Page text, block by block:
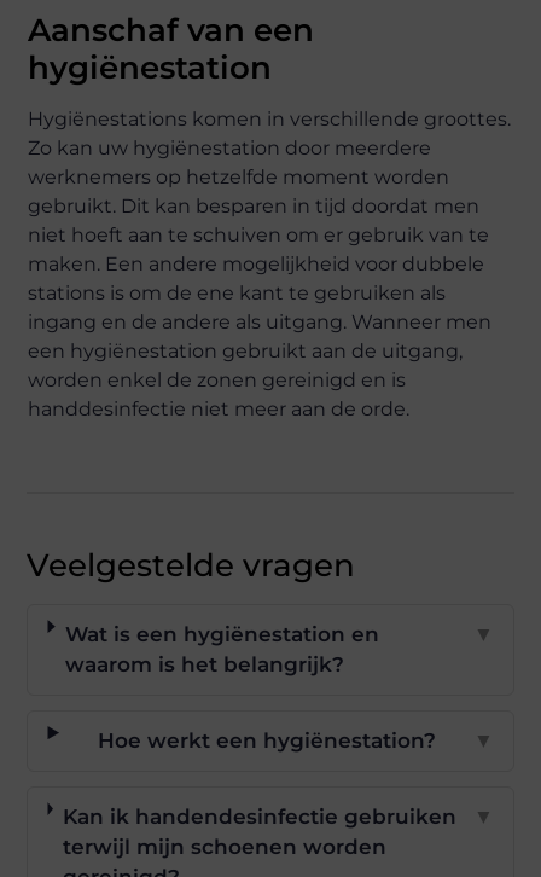
Aanschaf van een
hygiënestation
Hygiënestations komen in verschillende groottes.
Zo kan uw hygiënestation door meerdere
werknemers op hetzelfde moment worden
gebruikt. Dit kan besparen in tijd doordat men
niet hoeft aan te schuiven om er gebruik van te
maken. Een andere mogelijkheid voor dubbele
stations is om de ene kant te gebruiken als
ingang en de andere als uitgang. Wanneer men
een hygiënestation gebruikt aan de uitgang,
worden enkel de zonen gereinigd en is
handdesinfectie niet meer aan de orde.
Veelgestelde vragen
Wat is een hygiënestation en
waarom is het belangrijk?
▼
Hoe werkt een hygiënestation? ▼
Kan ik handendesinfectie gebruiken
terwijl mijn schoenen worden
▼